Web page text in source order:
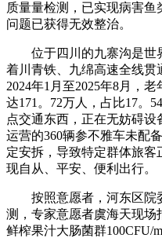
质量量检测，已实现病害
问题已获得无效整治。
位于四川的九寨沟是世
着川青铁、九绵高速全线贯
2024年1月至2025年8月，
达171。72万人，占比17。
点交通东西，正在无妨碍
运营的360辆参不雅车未配
定安拆，导致特定群体旅客
现自从、平安、便利出行。
按照意愿者，河东区院
测，专家意愿者虞海天现场
鲜榨果汁大肠菌群100CFU/